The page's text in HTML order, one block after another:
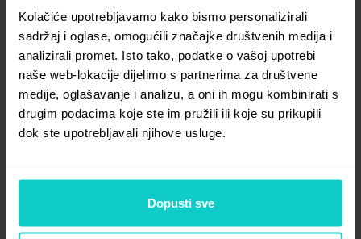
Kolačiće upotrebljavamo kako bismo personalizirali
sadržaj i oglase, omogućili značajke društvenih medija i
analizirali promet. Isto tako, podatke o vašoj upotrebi
naše web-lokacije dijelimo s partnerima za društvene
medije, oglašavanje i analizu, a oni ih mogu kombinirati s
drugim podacima koje ste im pružili ili koje su prikupili
dok ste upotrebljavali njihove usluge.
Dopusti sve
Integracija s Google diskom naš je odgovor
na vaše potrebe i otvoreni smo za daljnje
prijedloge. Zahvaljujemo na povjerenju
i suradnji. Zajedno gradimo platformu koja
se stalno razvija kako bi bolje služila vašim
potrebama.
poboljšanje: sažetak vrijednosti košarice.
U prikaz košarice, na dnu stranice, uključili